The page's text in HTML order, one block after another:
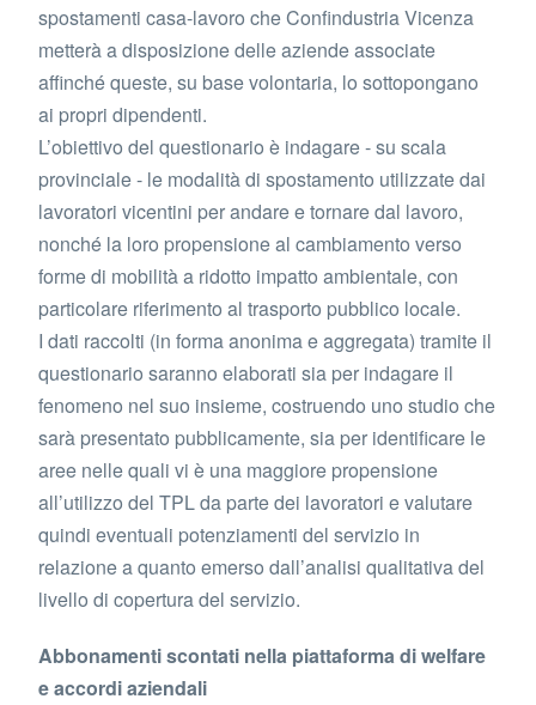
spostamenti casa-lavoro che Confindustria Vicenza
metterà a disposizione delle aziende associate
affinché queste, su base volontaria, lo sottopongano
ai propri dipendenti.
L’obiettivo del questionario è indagare - su scala
provinciale - le modalità di spostamento utilizzate dai
lavoratori vicentini per andare e tornare dal lavoro,
nonché la loro propensione al cambiamento verso
forme di mobilità a ridotto impatto ambientale, con
particolare riferimento al trasporto pubblico locale.
I dati raccolti (in forma anonima e aggregata) tramite il
questionario saranno elaborati sia per indagare il
fenomeno nel suo insieme, costruendo uno studio che
sarà presentato pubblicamente, sia per identificare le
aree nelle quali vi è una maggiore propensione
all’utilizzo del TPL da parte dei lavoratori e valutare
quindi eventuali potenziamenti del servizio in
relazione a quanto emerso dall’analisi qualitativa del
livello di copertura del servizio.
Abbonamenti scontati nella piattaforma di welfare
e accordi aziendali